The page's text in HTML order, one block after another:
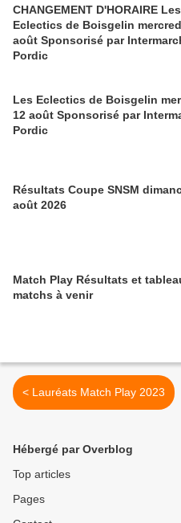
CHANGEMENT D'HORAIRE Les
Eclectics de Boisgelin
août Sponsorisé par
Pordic
Les Eclectics de Boisgelin
12 août Sponsorisé par
Pordic
Résultats Coupe SNSM
août 2026
Match Play Résultats et
matchs à venir
< Lauréats Match Play 2023
Hébergé par Overblog
Top articles
Pages